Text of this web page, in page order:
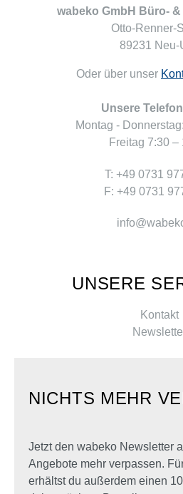
wabeko GmbH Büro-
Otto-Renner-
89231 Neu-
Oder über unser
Unsere
Montag -
Freitag 7:30 –
T: +49 0731
F: +49 0731
UNSERE
Kontakt
NICHTS MEHR
Jetzt den wabeko Newsletter
Angebote mehr verpassen.
erhältst du außerdem einen